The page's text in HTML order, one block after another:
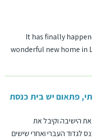
It has finally
wonderful new home in
פתאום יש בית כנסת
הישיבה וקיבל את
לגדוד העברי ואחרי שישים